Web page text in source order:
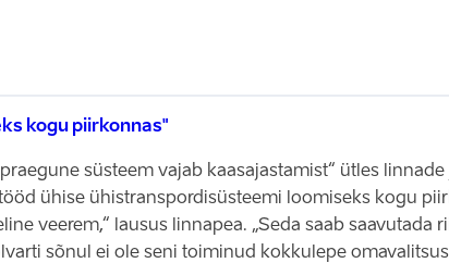
kogu piirkonnas"
süsteem vajab kaasajastamist“ ütles linnade
ühise ühistranspordisüsteemi loomiseks kogu
veerem,“ lausus linnapea. „Seda saab saavutada
sõnul ei ole seni toiminud kokkulepe